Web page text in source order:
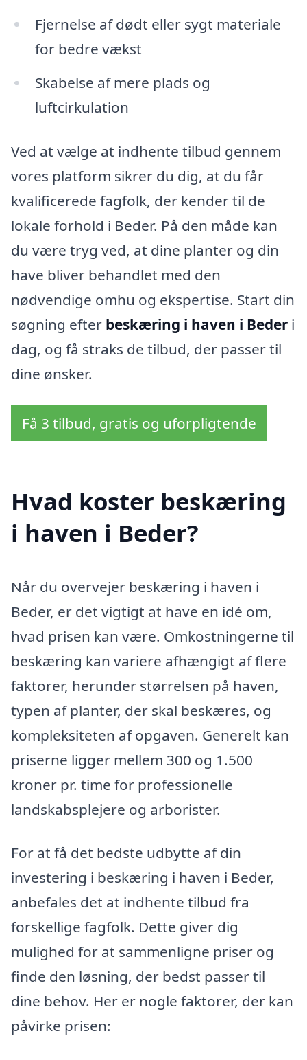
Fjernelse af dødt eller sygt materiale
for bedre vækst
Skabelse af mere plads og
luftcirkulation
Ved at vælge at indhente tilbud gennem
vores platform sikrer du dig, at du får
kvalificerede fagfolk, der kender til de
lokale forhold i Beder. På den måde kan
du være tryg ved, at dine planter og din
have bliver behandlet med den
nødvendige omhu og ekspertise. Start din
søgning efter beskæring i haven i Beder i
dag, og få straks de tilbud, der passer til
dine ønsker.
Få 3 tilbud, gratis og uforpligtende
Hvad koster beskæring
i haven i Beder?
Når du overvejer beskæring i haven i
Beder, er det vigtigt at have en idé om,
hvad prisen kan være. Omkostningerne til
beskæring kan variere afhængigt af flere
faktorer, herunder størrelsen på haven,
typen af planter, der skal beskæres, og
kompleksiteten af opgaven. Generelt kan
priserne ligger mellem 300 og 1.500
kroner pr. time for professionelle
landskabsplejere og arborister.
For at få det bedste udbytte af din
investering i beskæring i haven i Beder,
anbefales det at indhente tilbud fra
forskellige fagfolk. Dette giver dig
mulighed for at sammenligne priser og
finde den løsning, der bedst passer til
dine behov. Her er nogle faktorer, der kan
påvirke prisen: